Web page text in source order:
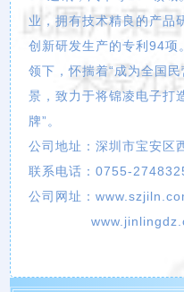
业，拥有技术精良的产品
创新研发生产的专利94项
领下，怀揣着“成为全国
景，致力于将锦凌电子打
牌”。
公司地址：深圳市宝安区
联系电话：0755-
公司网址：